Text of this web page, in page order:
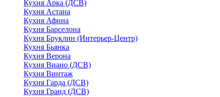
Кухня Арка (ДСВ)
Кухня Астана
Кухня Афина
Кухня Барселона
Кухня Бруклин (Интерьер-Центр)
Кухня Бьянка
Кухня Верона
Кухня Виано (ДСВ)
Кухня Винтаж
Кухня Гарда (ДСВ)
Кухня Гранд (ДСВ)